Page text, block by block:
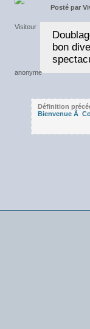
Posté par
bon
Définition
Bienvenue Ã